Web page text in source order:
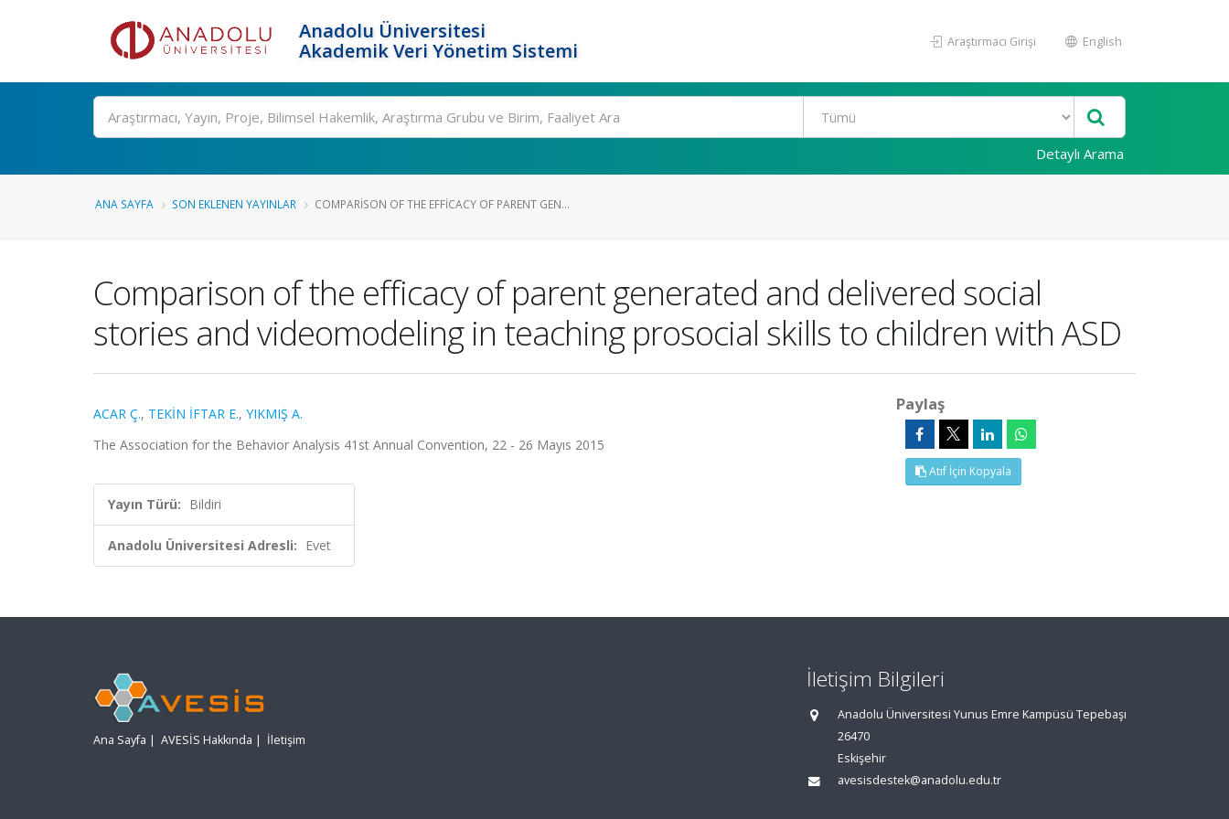
Anadolu Üniversitesi
Akademik Veri Yönetim Sistemi
Araştırmacı Girişi English
Ara
Detaylı Arama
ANA SAYFA SON EKLENEN YAYINLAR COMPARISON OF THE EFFICACY OF PARENT GEN...
Comparison of the efficacy of parent generated and delivered social
stories and videomodeling in teaching prosocial skills to children with ASD
ACAR Ç., TEKİN İFTAR E., YIKMIŞ A.
The Association for the Behavior Analysis 41st Annual Convention, 22 - 26 Mayıs 2015
Yayın Türü: Bildiri
Anadolu Üniversitesi Adresli: Evet
Paylaş
Atıf İçin Kopyala
Ana Sayfa | AVESİS Hakkında | İletişim
İletişim Bilgileri
Anadolu Üniversitesi Yunus Emre Kampüsü Tepebaşı
26470
Eskişehir
avesisdestek@anadolu.edu.tr